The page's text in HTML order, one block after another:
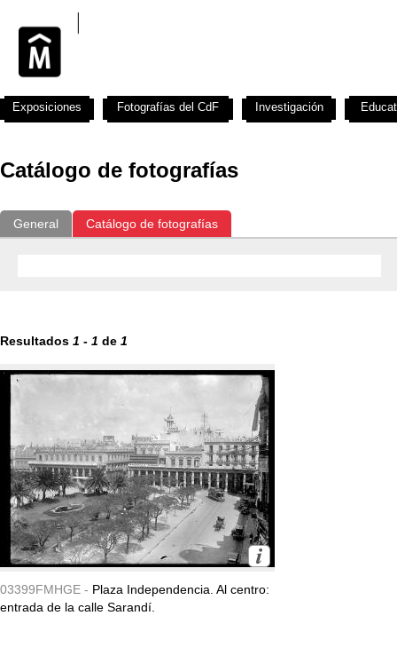
Catálogo de fotografías
General Catálogo de fotografías
Resultados 1 - 1 de 1
03399FMHGE - Plaza Independencia. Al centro:
entrada de la calle Sarandí.
Exposiciones Fotografías del CdF Investigación